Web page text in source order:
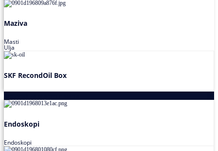
Maziva
Masti
Ulja
SKF RecondOil Box
Endoskopi
Endoskopi